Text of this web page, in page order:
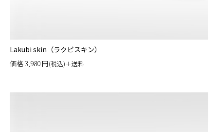
Lakubi skin（ラクビスキン）
価格3,980円(税込)＋送料